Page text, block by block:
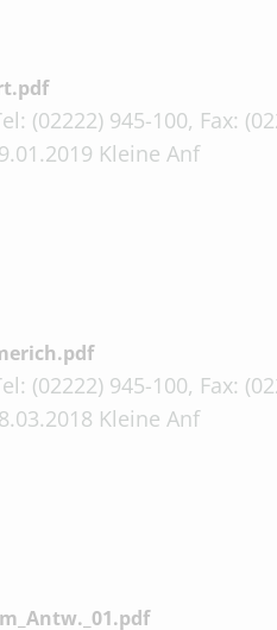
(02222) 945-100, Fax:
Kleine Anf
(02222) 945-100, Fax:
Kleine Anf